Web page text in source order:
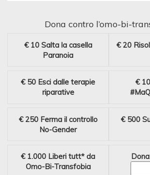
Dona contro l’omo-bi-
€ 10 Salta la casella
Paranoia
€ 20
€ 50 Esci dalle terapie
riparative
€
€ 250 Ferma il controllo
No-Gender
€ 500
€ 1.000 Liberi tutt* da
Omo-Bi-Transfobia